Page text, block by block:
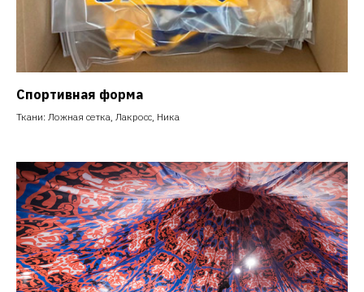
Спортивная форма
Ткани: Ложная сетка, Лакросс, Ника